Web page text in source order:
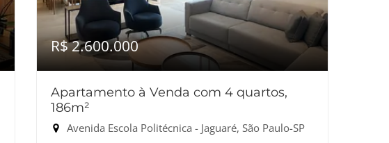
R$ 2.600.000
Apartamento à Venda com 4 quartos,
186m²
Avenida Escola Politécnica - Jaguaré, São Paulo-SP